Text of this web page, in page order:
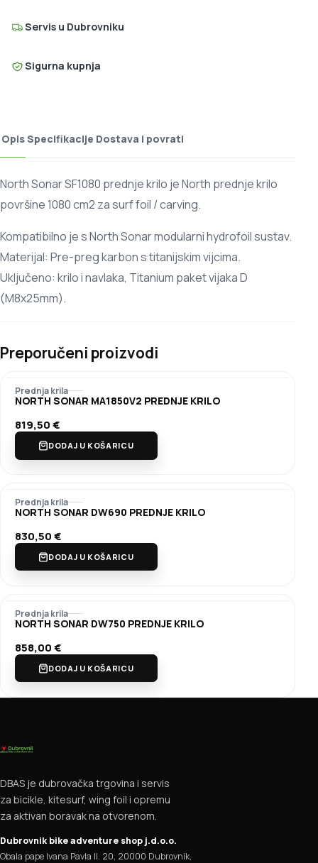
Servis u Dubrovniku
Sigurna kupnja
OpisSpecifikacije Dostava i povrati
North Sonar SF1080 prednje krilo je North prednje krilo
površine 1080 cm2 za surf foil / carving.
Kompatibilno je s North Sonar modularni hydrofoil sustav.
Materijal: Pre-preg karbon s titanijskim vijcima.
Uključeno: krilo i navlaka, Titanium paket vijaka D
(M8x25mm).
Preporučeni proizvodi
Prednja krila
NORTH SONAR MA1850V2 PREDNJE KRILO
819,50€
DODAJ U KOŠARICU
Prednja krila
NORTH SONAR DW690 PREDNJE KRILO
830,50€
DODAJ U KOŠARICU
Prednja krila
NORTH SONAR DW750 PREDNJE KRILO
858,00€
DODAJ U KOŠARICU
DBAS je dubrovačka trgovina i servis
za bicikle, kitesurf, wing foil i opremu
za aktivan boravak na otvorenom.
Dubrovnik bike adventure shop j.d.o.o.
Obala pape Ivana Pavla II. 20, 20000 Dubrovnik,